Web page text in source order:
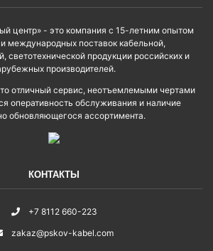
центр» - это компания с 15-летним опытом
международных поставок кабельной,
светотехнической продукции российских и
производителей.
отличный сервис, неотъемлемыми чертами
оперативность обслуживания и наличие
обновляющегося ассортимента.
КОНТАКТЫ
+7 8112 660-223
zakaz@pskov-kabel.com